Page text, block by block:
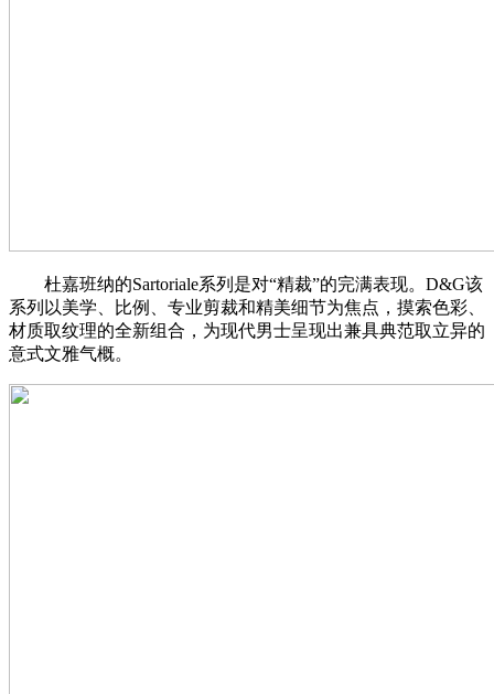
杜嘉班纳的Sartoriale系列是对“精裁”的完满表现。D&G该
系列以美学、比例、专业剪裁和精美细节为焦点，摸索色彩、
材质取纹理的全新组合，为现代男士呈现出兼具典范取立异的
意式文雅气概。